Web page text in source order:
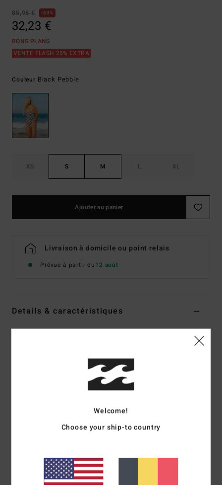
85,95 € 63%
32,23 €
BONS PLANS
VENTE FLASH 25% EXTRA
Couleur Black Pebble
XS S M L XL
Ajouter au panier
Livraison à domicile ou point relais
Prévue à partir du12 août
Details & caractéristiques
91% polyester recyclé, 9% élasthanne
Modèle bandeau
Système de fermeture :pas de système fermeture
Composition91% polyamide recyclé, 9% élasthanne
Welcome!
Choose your ship-to country